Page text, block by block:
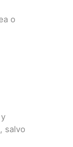
o
salvo